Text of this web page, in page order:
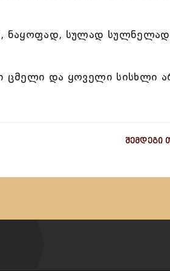
ნაყოფად, სულად სულნელად
ცმელი და ყოველი სისხლი
შემდეგი